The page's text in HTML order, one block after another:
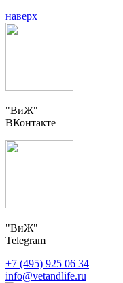
наверх
"ВиЖ"
ВКонтакте
"ВиЖ"
Telegram
+7 (495) 925 06 34
info@vetandlife.ru